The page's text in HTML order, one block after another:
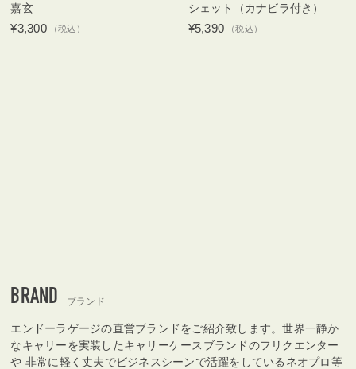
嘉玄
¥3,300 （税込）
シェット（カナビラ付き）
¥5,390 （税込）
BRAND ブランド
エンドーラゲージの直営ブランドをご紹介致します。世界一静か
なキャリーを実装したキャリーケースブランドのフリクエンター
や 非常に軽く丈夫でビジネスシーンで活躍をしているネオプロ等